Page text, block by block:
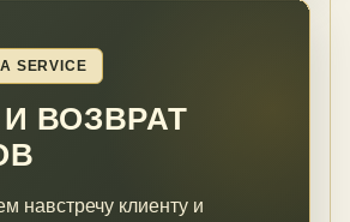
SERVICE
ВОЗВРАТ
навстречу клиенту и